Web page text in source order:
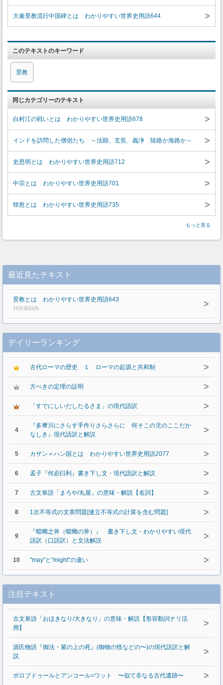
大秦景教流行中国碑とは わかりやすい世界史用語644 >
このテキストのキーワード
景教
同じカテゴリーのテキスト
白村江の戦いとは わかりやすい世界史用語678 >
インドを訪問した僧侶たち ～法顕、玄奘、義浄 陸路か海路か～ >
史思明とは わかりやすい世界史用語712 >
中宗とは わかりやすい世界史用語701 >
韓愈とは わかりやすい世界史用語735 >
もっと見る
最近見たテキスト
景教とは わかりやすい世界史用語643
10分前以内 >
デイリーランキング
古代ローマの歴史 １ ローマの起源と共和制 >
方べきの定理の証明 >
「すでにしいだしたるさま」の現代語訳 >
4
『多摩川にさらす手作りさらさらに 何そこの児のここだか
なしき』現代語訳と解説
>
5 カザン＝ハン国とは わかりやすい世界史用語2077 >
6 孟子『何必曰利』書き下し文・現代語訳と解説 >
7 古文単語「まろや/丸屋」の意味・解説【名詞】 >
8 1次不等式の文章問題[連立不等式の計算を含む問題] >
9
『蟷螂之斧（蟷螂の斧）』 書き下し文・わかりやすい現代
語訳（口語訳）と文法解説
>
10 "may"と"might"の違い >
注目テキスト
古文単語「おほきなり/大きなり」の意味・解説【形容動詞ナリ活
用】
>
源氏物語『御法・紫の上の死』(御物の怪などの〜)の現代語訳と解
説
>
ボロブドゥールとアンコール=ワット 〜似て非なる古代遺跡〜 >